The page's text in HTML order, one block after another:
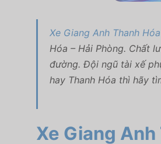
Xe Giang Anh Thanh Hóa
Hóa – Hải Phòng. Chất
đường. Đội ngũ tài xế
hay Thanh Hóa thì hãy
Xe Giang